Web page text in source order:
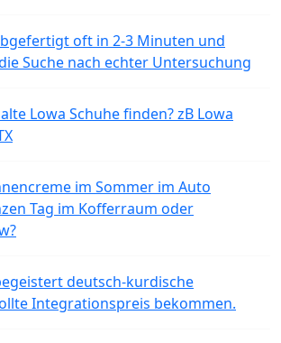
oft in 2-3 Minuten und
Suche nach echter Untersuchung
Lowa Schuhe finden? zB Lowa
im Sommer im Auto
Tag im Kofferraum oder
deutsch-kurdische
Integrationspreis bekommen.